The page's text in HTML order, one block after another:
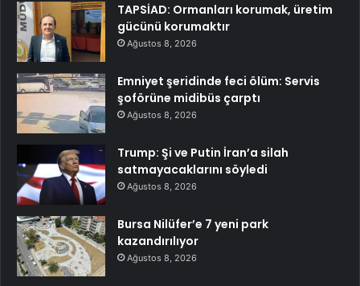
TAPSİAD: Ormanları korumak, üretim
gücünü korumaktır
Ağustos 8, 2026
Emniyet şeridinde feci ölüm: Servis
şoförüne midibüs çarptı
Ağustos 8, 2026
Trump: Şi ve Putin İran’a silah
satmayacaklarını söyledi
Ağustos 8, 2026
Bursa Nilüfer’e 7 yeni park
kazandırılıyor
Ağustos 8, 2026